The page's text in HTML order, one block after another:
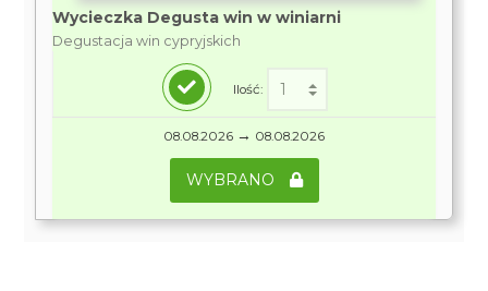
Wycieczka Degusta win w winiarni
Degustacja win cypryjskich
Ilość:
08.08.2026 → 08.08.2026
WYBRANO